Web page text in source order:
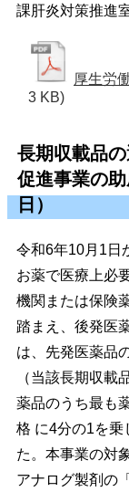
課肝炎対策推進
厚生労
3 KB)
長期収載品
促進事業の
日）
令和6年10月1日
お薬で医療上必
機関または保険
踏まえ、後発医
は、先発医薬品
（当該長期収載
薬品のうち最も
格 に4分の1を乗
た。本事業の対
アナログ製剤の